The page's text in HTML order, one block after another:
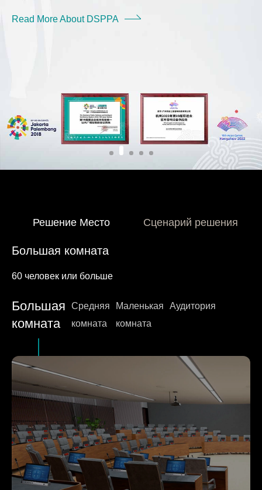
Read More About DSPPA
Решение Место Сценарий решения
Большая комната
60 человек или больше
20-60 человек
20 человек или меньше
100-500 человек
Большая
комната
Средняя
комната
Маленькая
комната
Аудитория